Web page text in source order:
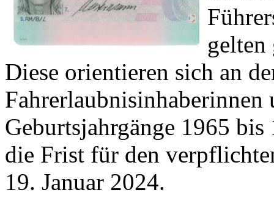
gelten
Diese orientieren sich an
Geburtsjahrgänge 1965
die Frist für den
19. Januar 2024.